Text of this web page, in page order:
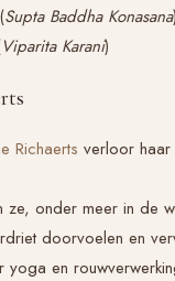
Supta Baddha Konasana)
Viparita Karani)
Richaerts verloor
ze, onder meer in de
doorvoelen en
yoga en